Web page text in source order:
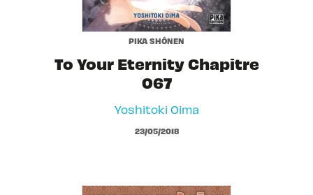
PIKA SHÔNEN
To Your Eternity Chapitre
067
Yoshitoki Oima
23/05/2018